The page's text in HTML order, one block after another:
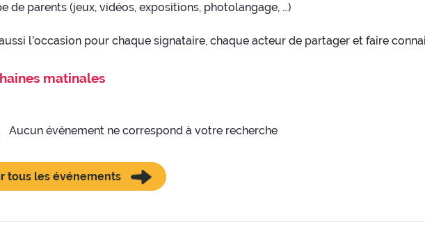
de parents (jeux, vidéos, expositions, photolangage, …)
l'occasion pour chaque signataire, chaque acteur de partager et faire
matinales
Aucun événement ne correspond à votre recherche
tous les événements